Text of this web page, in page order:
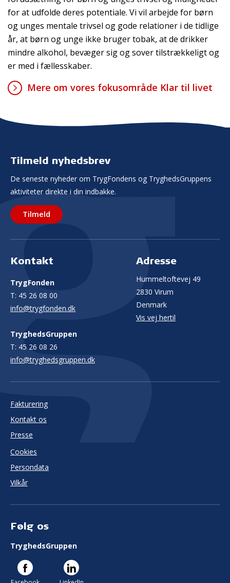
for at udfolde deres potentiale. Vi vil arbejde for børn
og unges mentale trivsel og gode relationer i de tidlige
år, at børn og unge ikke bruger tobak, at de drikker
mindre alkohol, bevæger sig og sover tilstrækkeligt og
er med i fællesskaber.
Mere om vores fokusområde Klar til livet
Tilmeld nyhedsbrev
De seneste nyheder om TrygFondens og TryghedsGruppens
aktiviteter direkte i din indbakke.
Tilmeld
Kontakt
TrygFonden
T: 45 26 08 00
info@trygfonden.dk
TryghedsGruppen
T: 45 26 08 26
info@tryghedsgruppen.dk
Adresse
Hummeltoftevej 49
2830 Virum
Denmark
Vis vej hertil
Fakturering
Kontakt os
Presse
Cookies
Persondata
Vilkår
Følg os
TryghedsGruppen